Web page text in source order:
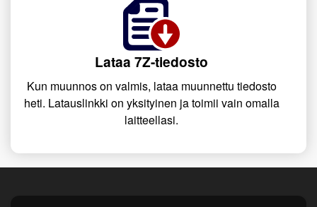
Lataa 7Z-tiedosto
Kun muunnos on valmis, lataa muunnettu tiedosto
heti. Latauslinkki on yksityinen ja toimii vain omalla
laitteellasi.